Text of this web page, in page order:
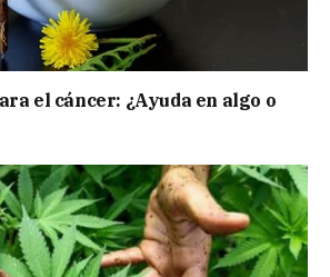
el cáncer: ¿Ayuda en algo o